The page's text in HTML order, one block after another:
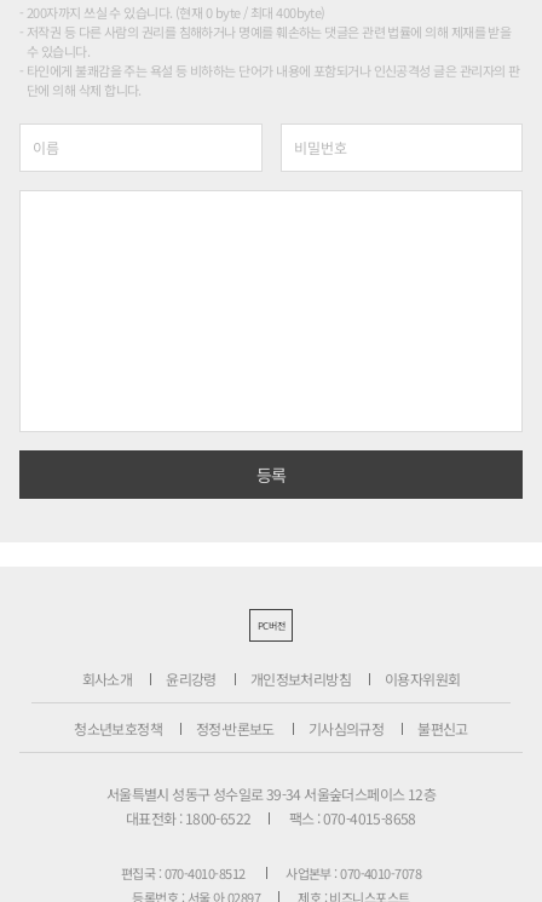
200자까지 쓰실 수 있습니다. (현재 0 byte / 최대 400byte)
저작권 등 다른 사람의 권리를 침해하거나 명예를 훼손하는 댓글은 관련 법률에 의해 제재를 받을
수 있습니다.
타인에게 불쾌감을 주는 욕설 등 비하하는 단어가 내용에 포함되거나 인신공격성 글은 관리자의 판
단에 의해 삭제 합니다.
PC버전
회사소개 윤리강령 개인정보처리방침 이용자위원회
청소년보호정책 정정·반론보도 기사심의규정 불편신고
서울특별시 성동구 성수일로 39-34 서울숲더스페이스 12층
대표전화 : 1800-6522
팩스 : 070-4015-8658
편집국 : 070-4010-8512
사업본부 : 070-4010-7078
등록번호 : 서울 아 02897
제호 : 비즈니스포스트